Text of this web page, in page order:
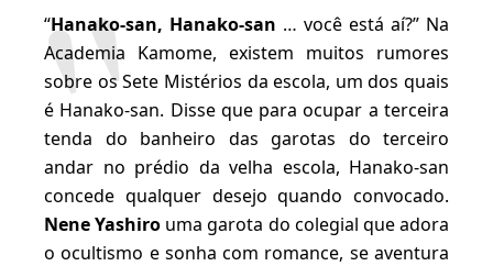
“Hanako-san, Hanako-san … você está aí?” Na
Academia Kamome, existem muitos rumores
sobre os Sete Mistérios da escola, um dos quais
é Hanako-san. Disse que para ocupar a terceira
tenda do banheiro das garotas do terceiro
andar no prédio da velha escola, Hanako-san
concede qualquer desejo quando convocado.
Nene Yashiro uma garota do colegial que adora
o ocultismo e sonha com romance, se aventura